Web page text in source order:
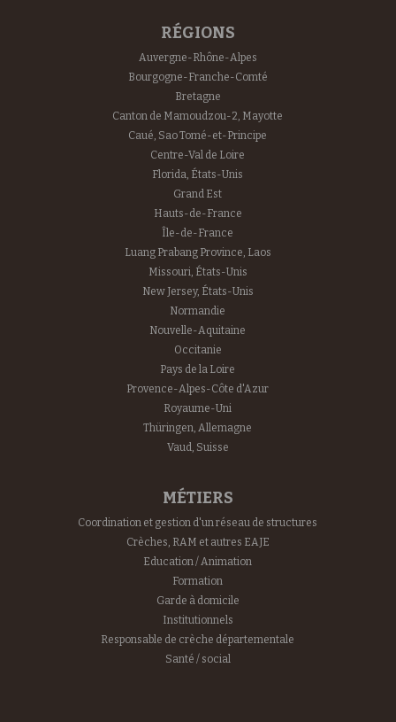
RÉGIONS
Auvergne-Rhône-Alpes
Bourgogne-Franche-Comté
Bretagne
Canton de Mamoudzou-2, Mayotte
Caué, Sao Tomé-et-Principe
Centre-Val de Loire
Florida, États-Unis
Grand Est
Hauts-de-France
Île-de-France
Luang Prabang Province, Laos
Missouri, États-Unis
New Jersey, États-Unis
Normandie
Nouvelle-Aquitaine
Occitanie
Pays de la Loire
Provence-Alpes-Côte d'Azur
Royaume-Uni
Thüringen, Allemagne
Vaud, Suisse
MÉTIERS
Coordination et gestion d'un réseau de structures
Crèches, RAM et autres EAJE
Education / Animation
Formation
Garde à domicile
Institutionnels
Responsable de crèche départementale
Santé / social